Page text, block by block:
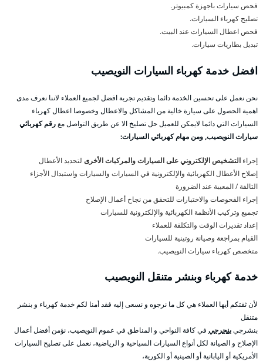
فحص سيارات باجهزة كمبيوتر.
تصليح كهرباء السيارات.
فحص اعطال السيارات عند البيت.
تبديل بطاريات سيارات.
افضل خدمة كهرباء السيارات النويصيب
نحن نعمل على تحسين الخدمة دائما وتقديم تجربة افضل لجميع العملاء لاننا نعرف مدى
اهمية الحصول على سيارة خالية من المشاكل والاعطال وخصوصا اعطال كهرباء
السيارات التي دائما لايمكن للعميل حل تصليخ الا عن طريق التواصل معرقم كهربائي
سيارات النويصيب, ومن مهام كهربائي السيارات:
إجراء التشخيص الإلكتروني على السيارات والمركبات الأخرى لتحديد الأعطال
إصلاح الأعطال الكهربائية والإلكترونية في السيارات والسيارات واستبدال الأجزاء
التالفة / المعيبة عند الضرورة
إجراء الفحوصات والاختبارات للتحقق من نجاح أعمال الإصلاح
تجميع وتركيب الأنظمة الكهربائية والإلكترونية للسيارات
إعداد تقديرات الوقت والتكلفة للعملاء
القيام بمراجعة وصيانة روتينية للسيارات
متخصص كهرباء سيارات النويصيب.
خدمة كهرباء وبنشر متنقل النويصيب
لأن ثقتكم أيها العملاء هي كل ما نرجوه و نسعى إليه فقد أمنا لكم خدمة كهرباء و بنشر
متنقل
بنشرجيبنجرجي في كافة النواحي و المناطق في عموم النويصيب، نؤمن أفضل أعمال
الإصلاح و الصيانة لكل أنواع السيارات السياحية و الرياضية، نعمل على تصليح السيارات
الأمريكية أو اليابانية أو الصينية أو الكورية،